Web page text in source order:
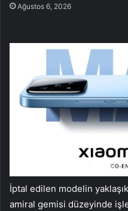
Ağustos 6, 2026
İptal edilen modelin yaklaşık
amiral gemisi düzeyinde